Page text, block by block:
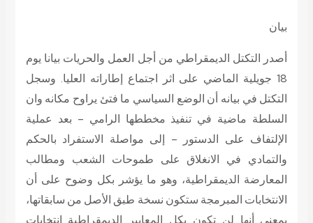
بيان
أصدر التكتل الديمقراطي من أجل العمل والحريات بيانا يوم
18 جويلية الماضي على اثر اجتماع إطاراته العليا. وسجل
التكتل في بيانه أن الوضع السياسي ما فتئ يراوح مكانه وان
السلطة ماضية في تنفيذ مخططها الرامي – بعد عملية
الإلتفاف على الدستور – إلى مواصلة الاستفراد بالحكم
والتمادي في الانغلاق على طموحات الشعب ومطالب
المعارضة الديمقراطية، وهو ما يؤشر بكل وضوح على أن
الانتخابات المبرمجة ستكون نسخة طبق الأصل من سابقاتها،